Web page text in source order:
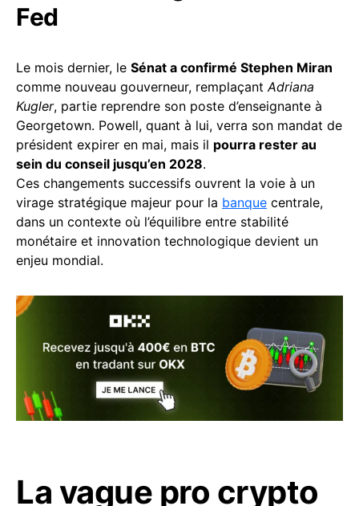
Fed
Le mois dernier, le Sénat a confirmé Stephen Miran
comme nouveau gouverneur, remplaçantAdriana
Kugler, partie reprendre son poste d’enseignante à
Georgetown. Powell, quant à lui, verra son mandat de
président expirer en mai, mais il pourra rester au
sein du conseil jusqu’en 2028.
Ces changements successifs ouvrent la voie à un
virage stratégique majeur pour la banque centrale,
dans un contexte où l’équilibre entre stabilité
monétaire et innovation technologique devient un
enjeu mondial.
La vague pro crypto